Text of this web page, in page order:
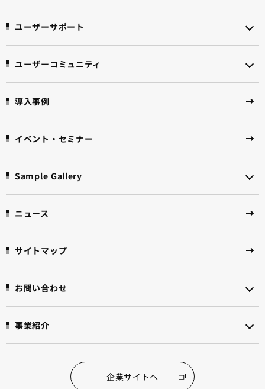
ユーザーサポート
ユーザーコミュニティ
導入事例
イベント・セミナー
Sample Gallery
ニュース
サイトマップ
お問い合わせ
事業紹介
企業サイトへ